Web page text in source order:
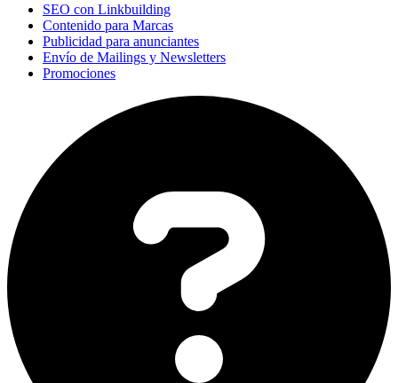
SEO con Linkbuilding
Contenido para Marcas
Publicidad para anunciantes
Envío de Mailings y Newsletters
Promociones